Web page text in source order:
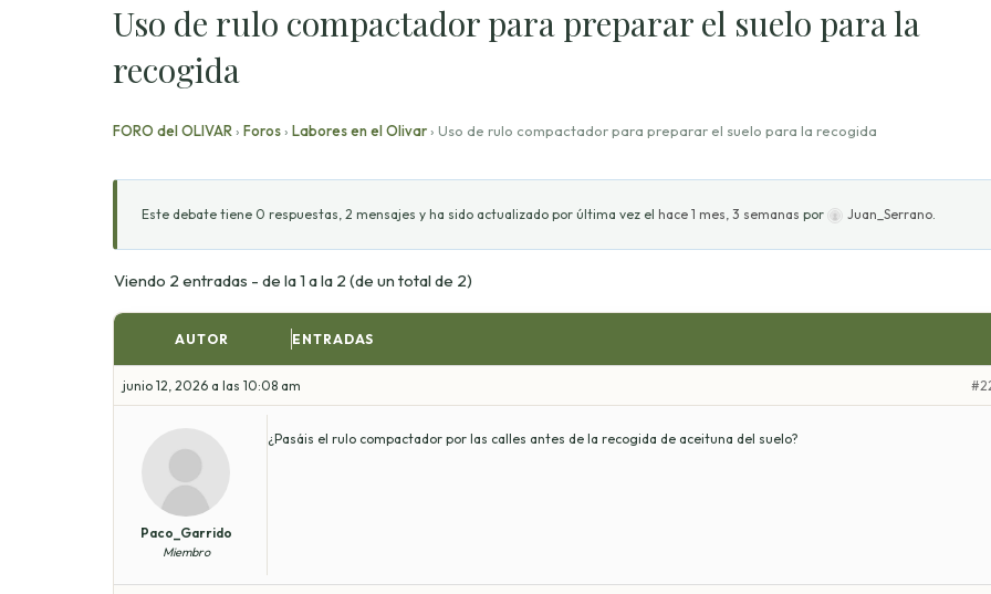
Uso de rulo compactador para preparar el suelo para la
recogida
FORO del OLIVAR › Foros › Labores en el Olivar › Uso de rulo compactador para preparar el suelo para la recogida
Este debate tiene 0 respuestas, 2 mensajes y ha sido actualizado por última vez el hace 1 mes, 3 semanas por Juan_Serrano.
Viendo 2 entradas - de la 1 a la 2 (de un total de 2)
AUTOR ENTRADAS
junio 12, 2026 a las 10:08 am
Paco_Garrido
Miembro
¿Pasáis el rulo compactador por las calles antes de la recogida de aceituna del suelo?